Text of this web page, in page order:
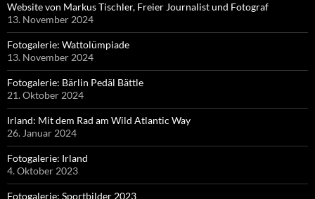
Website von Markus Tischler, Freier Journalist und Fotograf
13. November 2024
Fotogalerie: Wattolümpiade
13. November 2024
Fotogalerie: Bärlin Pedäl Bättle
21. Oktober 2024
Irland: Mit dem Rad am Wild Atlantic Way
26. Januar 2024
Fotogalerie: Irland
4. Oktober 2023
Fotogalerie: Sportbilder 2023